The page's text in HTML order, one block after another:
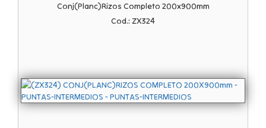
Conj(planc)rizos Completo 200x900mm
Cod.: ZX324